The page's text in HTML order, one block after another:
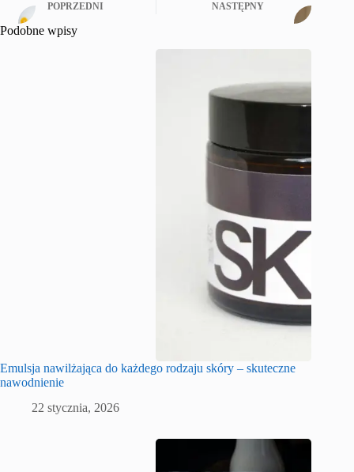
POPRZEDNI NASTĘPNY
Podobne wpisy
Emulsja nawilżająca do każdego rodzaju skóry – skuteczne
nawodnienie
22 stycznia, 2026